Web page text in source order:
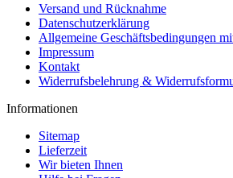
Versand und Rücknahme
Datenschutzerklärung
Allgemeine Geschäftsbedingungen
Impressum
Kontakt
Widerrufsbelehrung &
Informationen
Sitemap
Lieferzeit
Wir bieten Ihnen